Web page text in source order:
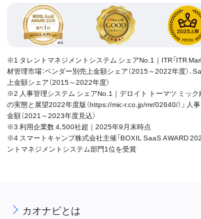
※1 タレントマネジメントシステム シェアNo.1｜ITR「ITR
材管理市場：ベンダー別売上金額シェア（2015～2022年度）、
上金額シェア（2015～2022年度）
※2 人事管理システム シェアNo.1｜デロイト トーマツ ミック
の実態と展望2022年度版（https://mic-r.co.jp/mr/02640/）」 人
金額（2021～2023年度見込）
※3 利用企業数 4,500社超｜2025年9月末時点
※4 スマートキャンプ株式会社主催「BOXIL SaaS AWARD
ントマネジメントシステム部門1位を受賞
カオナビとは